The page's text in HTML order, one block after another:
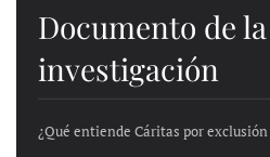
Documento de la
investigación
¿Qué entiende Cáritas por